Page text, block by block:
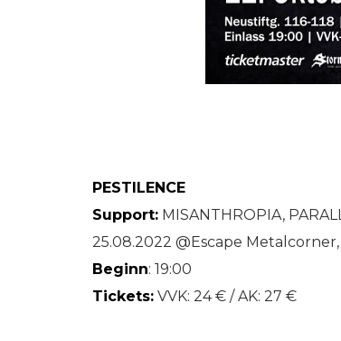
PESTILENCE
Support: MISANTHROPIA,
25.08.2022 @Escape Metalcorner,
Beginn: 19:00
Tickets: VVK: 24 € / AK: 27 €